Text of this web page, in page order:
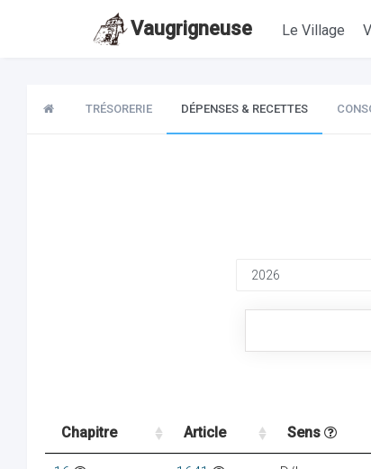
Vaugrigneuse Le Village
TRÉSORERIE DÉPENSES & RECETTES
Chapitre Article Sens